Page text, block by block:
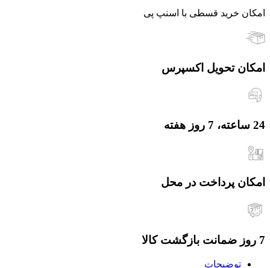
امکان خرید قسطی با اسنپ پی
امکان تحویل اکسپرس
24 ساعته، 7 روز هفته
امکان پرداخت در محل
7 روز ضمانت بازگشت کالا
توضیحات